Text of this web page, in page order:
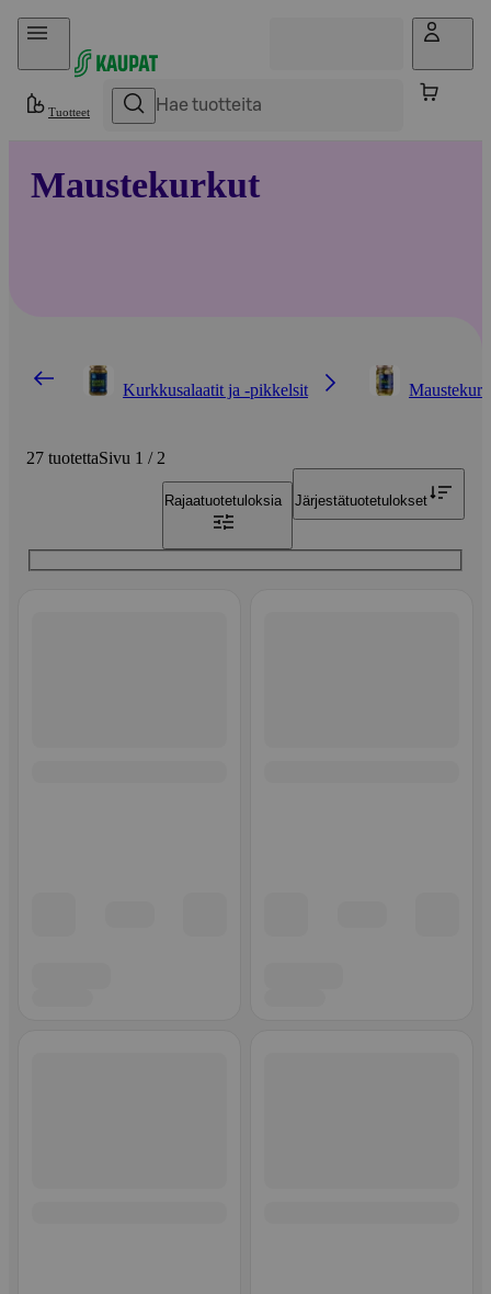
Hyppää sisältöön
Tuotteet
Maustekurkut
Kurkkusalaatit ja -pikkelsit
27 tuotettaSivu 1 / 2
Rajaatuotetuloksia Järjestätuotetulokset